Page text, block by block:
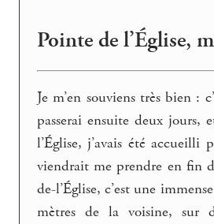
Pointe de l’Église,
Je m’en souviens très bien
passerai ensuite deux
l’Église, j’avais été
viendrait me prendre en fin
de-l’Église, c’est une
mètres de la voisine, sur